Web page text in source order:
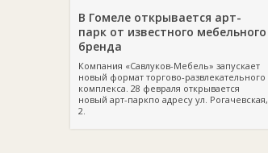
В Гомеле открывается арт-
парк от известного мебельного
бренда
Компания «Савлуков-Мебель» запускает
новый формат торгово-развлекательного
комплекса. 28 февраля открывается
новый арт-паркпо адресу ул. Рогачевская,
2.